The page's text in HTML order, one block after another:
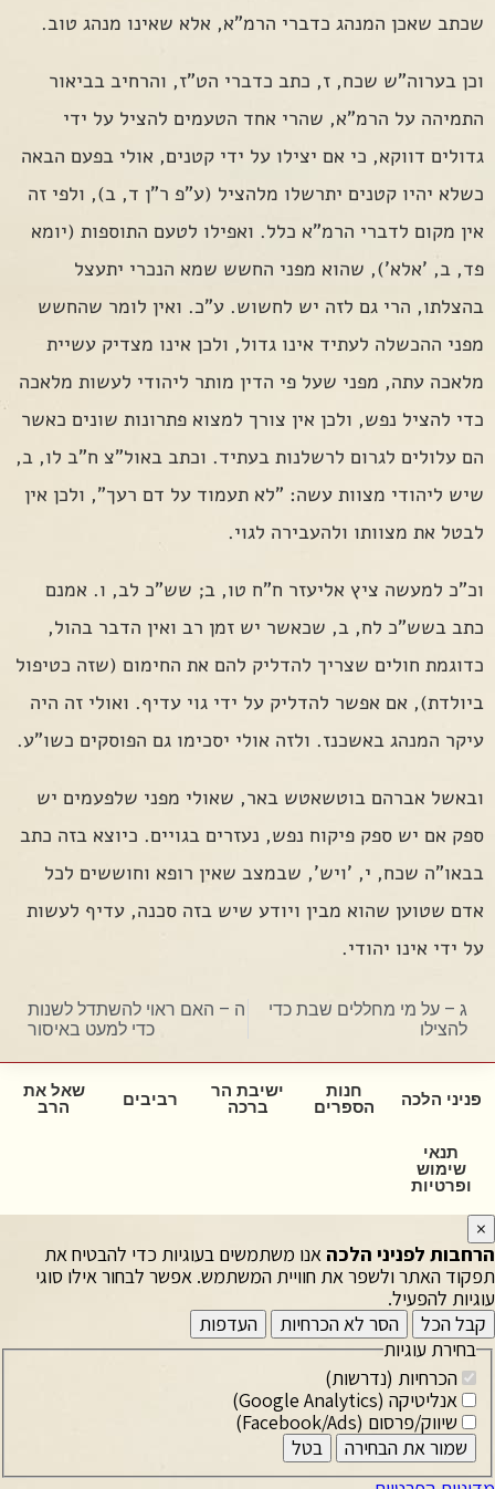
שכתב שאכן המנהג כדברי הרמ"א, אלא שאינו מנהג טוב.
וכן בערוה"ש שכח, ז, כתב כדברי הט"ז, והרחיב בביאור
התמיהה על הרמ"א, שהרי אחד הטעמים להציל על ידי
גדולים דווקא, כי אם יצילו על ידי קטנים, אולי בפעם הבאה
כשלא יהיו קטנים יתרשלו מלהציל (ע"פ ר"ן ד, ב), ולפי זה
אין מקום לדברי הרמ"א כלל. ואפילו לטעם התוספות (יומא
פד, ב, 'אלא'), שהוא מפני החשש שמא הנכרי יתעצל
בהצלתו, הרי גם לזה יש לחשוש. ע"כ. ואין לומר שהחשש
מפני ההכשלה לעתיד אינו גדול, ולכן אינו מצדיק עשיית
מלאכה עתה, מפני שעל פי הדין מותר ליהודי לעשות מלאכה
כדי להציל נפש, ולכן אין צורך למצוא פתרונות שונים כאשר
הם עלולים לגרום לרשלנות בעתיד. וכתב באול"צ ח"ב לו, ב,
שיש ליהודי מצוות עשה: "לא תעמוד על דם רעך", ולכן אין
לבטל את מצוותו ולהעבירה לגוי.
וכ"כ למעשה ציץ אליעזר ח"ח טו, ב; שש"כ לב, ו. אמנם
כתב בשש"כ לח, ב, שכאשר יש זמן רב ואין הדבר בהול,
כדוגמת חולים שצריך להדליק להם את החימום (שזה כטיפול
ביולדת), אם אפשר להדליק על ידי גוי עדיף. ואולי זה היה
עיקר המנהג באשכנז. ולזה אולי יסכימו גם הפוסקים כשו"ע.
ובאשל אברהם בוטשאטש באר, שאולי מפני שלפעמים יש
ספק אם יש ספק פיקוח נפש, נעזרים בגויים. כיוצא בזה כתב
בבאו"ה שכח, י, 'ויש', שבמצב שאין רופא וחוששים לכל
אדם שטוען שהוא מבין ויודע שיש בזה סכנה, עדיף לעשות
על ידי אינו יהודי.
ג – על מי מחללים שבת כדי
להצילו
ה – האם ראוי להשתדל לשנות
כדי למעט באיסור
פניני הלכה
חנות
הספרים
ישיבת הר
ברכה
רביבים
שאל את
הרב
תנאי
שימוש
ופרטיות
×
הרחבות לפניני הלכה אנו משתמשים בעוגיות כדי להבטיח את
תפקוד האתר ולשפר את חוויית המשתמש. אפשר לבחור אילו סוגי
עוגיות להפעיל.
קבל הכל
הסר לא הכרחיות
העדפות
בחירת עוגיות
הכרחיות (נדרשות)
אנליטיקה (Google Analytics)
שיווק/פרסום (Facebook/Ads)
שמור את הבחירה
בטל